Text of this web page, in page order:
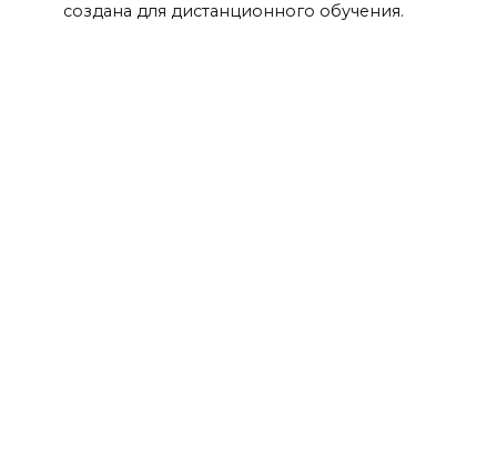
создана для дистанционного обучения.